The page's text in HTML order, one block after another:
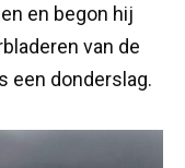
en begon hij
van de
een donderslag.